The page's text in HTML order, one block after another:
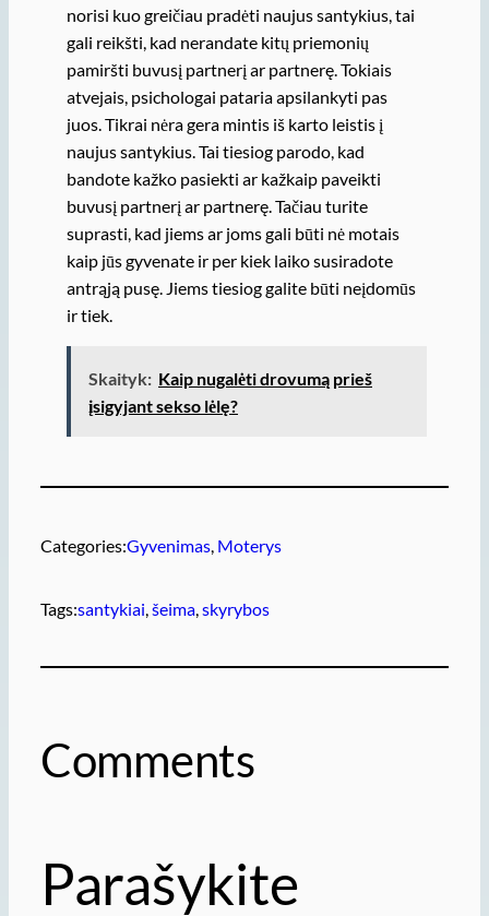
norisi kuo greičiau pradėti naujus santykius, tai
gali reikšti, kad nerandate kitų priemonių
pamiršti buvusį partnerį ar partnerę. Tokiais
atvejais, psichologai pataria apsilankyti pas
juos. Tikrai nėra gera mintis iš karto leistis į
naujus santykius. Tai tiesiog parodo, kad
bandote kažko pasiekti ar kažkaip paveikti
buvusį partnerį ar partnerę. Tačiau turite
suprasti, kad jiems ar joms gali būti nė motais
kaip jūs gyvenate ir per kiek laiko susiradote
antrąją pusę. Jiems tiesiog galite būti neįdomūs
ir tiek.
Skaityk: Kaip nugalėti drovumą prieš
įsigyjant sekso lėlę?
Categories:Gyvenimas, Moterys
Tags:santykiai šeima, skyrybos
Comments
Parašykite